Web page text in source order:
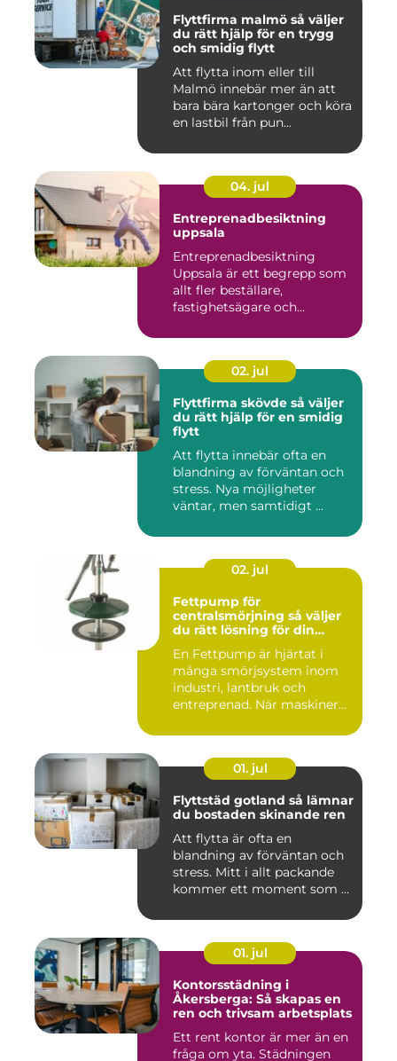
Flyttfirma malmö så väljer
du rätt hjälp för en trygg
och smidig flytt
Att flytta inom eller till
Malmö innebär mer än att
bara bära kartonger och köra
en lastbil från pun...
04. jul
Entreprenadbesiktning
uppsala
Entreprenadbesiktning
Uppsala är ett begrepp som
allt fler beställare,
fastighetsägare och
02. jul
Flyttfirma skövde så väljer
du rätt hjälp för en smidig
flytt
Att flytta innebär ofta en
blandning av förväntan och
stress. Nya möjligheter
väntar, men samtidigt ...
02. jul
Fettpump för
centralsmörjning så väljer
du rätt lösning för din
En Fettpump är hjärtat i
många smörjsystem inom
industri, lantbruk och
entreprenad. När maskiner
01. jul
Flyttstäd gotland så lämnar
du bostaden skinande ren
Att flytta är ofta en
blandning av förväntan och
stress. Mitt i allt packande
kommer ett moment som ...
01. jul
Kontorsstädning i
Åkersberga: Så skapas en
ren och trivsam arbetsplats
Ett rent kontor är mer än en
fråga om yta. Städningen